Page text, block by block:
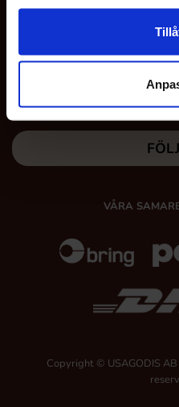
Upptäck Sour Punch
MINA
VÅRA
Copyright © USAGODIS